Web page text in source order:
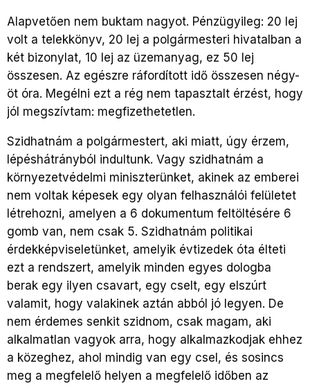
Alapvetően nem buktam nagyot. Pénzügyileg: 20 lej
volt a telekkönyv, 20 lej a polgármesteri hivatalban a
két bizonylat, 10 lej az üzemanyag, ez 50 lej
összesen. Az egészre ráfordított idő összesen négy-
öt óra. Megélni ezt a rég nem tapasztalt érzést, hogy
jól megszívtam: megfizethetetlen.
Szidhatnám a polgármestert, aki miatt, úgy érzem,
lépéshátrányból indultunk. Vagy szidhatnám a
környezetvédelmi miniszterünket, akinek az emberei
nem voltak képesek egy olyan felhasználói felületet
létrehozni, amelyen a 6 dokumentum feltöltésére 6
gomb van, nem csak 5. Szidhatnám politikai
érdekképviseletünket, amelyik évtizedek óta élteti
ezt a rendszert, amelyik minden egyes dologba
berak egy ilyen csavart, egy cselt, egy elszúrt
valamit, hogy valakinek aztán abból jó legyen. De
nem érdemes senkit szidnom, csak magam, aki
alkalmatlan vagyok arra, hogy alkalmazkodjak ehhez
a közeghez, ahol mindig van egy csel, és sosincs
meg a megfelelő helyen a megfelelő időben az